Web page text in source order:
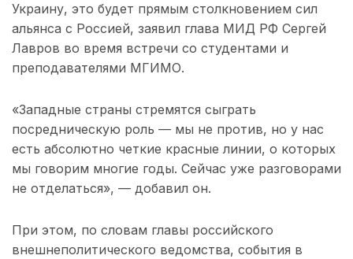
Украину, это будет прямым столкновением сил
альянса с Россией, заявил глава МИД РФ Сергей
Лавров во время встречи со студентами и
преподавателями МГИМО.
«Западные страны стремятся сыграть
посредническую роль — мы не против, но у нас
есть абсолютно четкие красные линии, о которых
мы говорим многие годы. Сейчас уже разговорами
не отделаться», — добавил он.
При этом, по словам главы российского
внешнеполитического ведомства, события в